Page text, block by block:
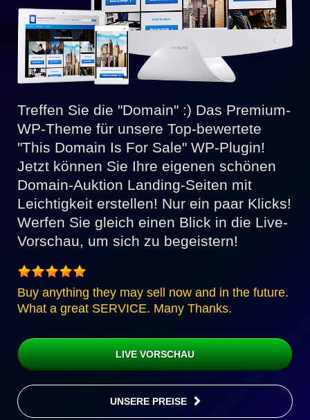
Treffen Sie die "Domain" :) Das Premium-
WP-Theme für unsere Top-bewertete
"This Domain Is For Sale" WP-Plugin!
Jetzt können Sie Ihre eigenen schönen
Domain-Auktion Landing-Seiten mit
Leichtigkeit erstellen! Nur ein paar Klicks!
Werfen Sie gleich einen Blick in die Live-
Vorschau, um sich zu begeistern!
Buy anything they may sell now and in the future.
What a great SERVICE. Many Thanks.
LIVE VORSCHAU
UNSERE PREISE